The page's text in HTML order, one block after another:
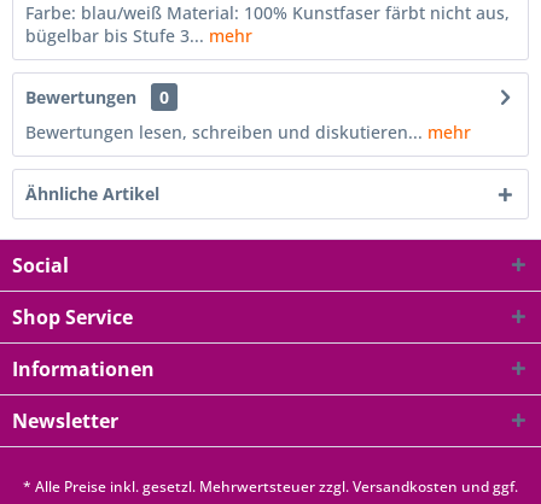
Farbe: blau/weiß Material: 100% Kunstfaser färbt nicht aus,
bügelbar bis Stufe 3... mehr
Bewertungen
0
Bewertungen lesen, schreiben und diskutieren... mehr
Ähnliche Artikel
Social
Shop Service
Informationen
Newsletter
* Alle Preise inkl. gesetzl. Mehrwertsteuer zzgl.Versandkosten und ggf.